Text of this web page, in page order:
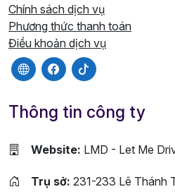
Chính sách dịch vụ
Phương thức thanh toán
Điều khoản dịch vụ
Thông tin công ty
Website: LMD - Let Me
Trụ sở: 231-233 Lê Thánh